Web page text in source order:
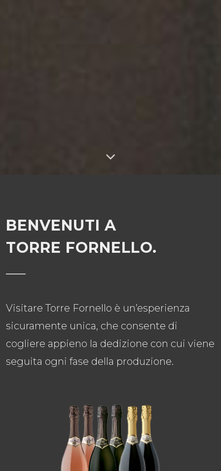
BENVENUTI A
TORRE FORNELLO.
Visitare Torre Fornello è un’esperienza
sicuramente unica, che consente di
cogliere appieno la dedizione con cui viene
seguita ogni fase della produzione.